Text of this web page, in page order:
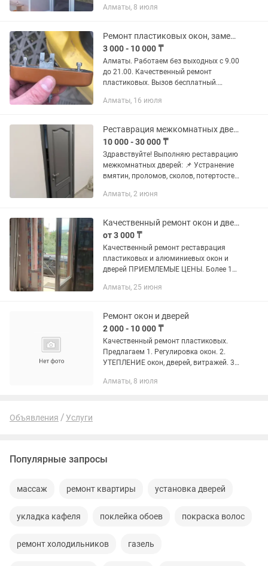
Замена РЕЗИНЫ на пластиковые,
Алматы, 8 июля
Ремонт пластиковых окон, замена замка, ручки,регулировка окон и дверей.
3 000 - 10 000 ₸
Алматы. Работаем без выходных с 9.00
до 21.00. Качественный ремонт
пластиковых. Вызов бесплатный.
МОСКИТНЫХ СЕТОК. Наружные,
Алматы, 16 июля
Реставрация межкомнатных дверей
10 000 - 30 000 ₸
Здравствуйте! Выполняю реставрацию
межкомнатных дверей: 📌 Устранение
вмятин, проломов, сколов, потертостей
краскопультом, изменение цвета,
Алматы, 2 июня
Качественный ремонт окон и дверПРИЕМЛЕМЫЕ ЦЕНЫ. Москитная сетка стеклопакет
от 3 000 ₸
Качественный ремонт реставрация
пластиковых и алюминиевых окон и
дверей ПРИЕМЛЕМЫЕ ЦЕНЫ. Более 10
без выходных с 8.00 до 22.00. -
Алматы, 25 июня
Ремонт окон и дверей
2 000 - 10 000 ₸
Качественный ремонт пластиковых.
Предлагаем 1. Регулировка окон. 2.
УТЕПЛЕНИЕ окон, дверей, витражей. 3.
алюминиевые и деревянные окна и
Алматы, 8 июля
Объявления Услуги
Популярные запросы
массаж ремонт квартиры установка дверей
укладка кафеля поклейка обоев покраска волос
ремонт холодильников газель